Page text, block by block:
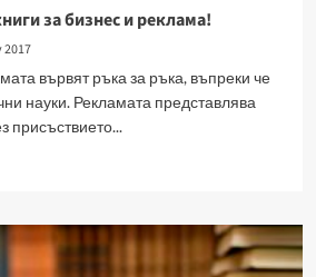
за бизнес и реклама!
вървят ръка за ръка, въпреки че
науки. Рекламата представлява
присъствието...